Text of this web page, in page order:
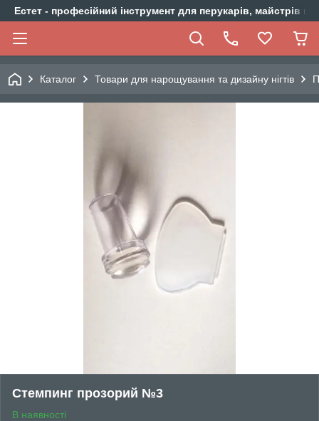
Естет - професійний інструмент для перукарів, майстрів
Каталог Товари для нарощування та дизайну нігтів
Стемпинг прозорий №3
В наявності